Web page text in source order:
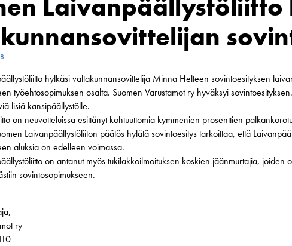
Laivanpäällystöliitto
hylkäsi valtakunnansovittelija Minna Helteen sovintoesityksen
työehtosopimuksen osalta. Suomen Varustamot ry hyväksyi
lisiä kansipäällystölle.
on neuvotteluissa esittänyt kohtuuttomia kymmenien prosenttien
Laivanpäällystöliiton päätös hylätä sovintoesitys tarkoittaa, että
aluksia on edelleen voimassa.
on antanut myös tukilakkoilmoituksen koskien jäänmurtajia, joiden
sovintosopimukseen.
ry